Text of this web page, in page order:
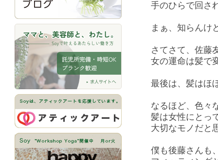
手のひらで回さ
まぁ、知らんけ
さてさて、佐藤
女の運命は髪で
最後は、髪はほ
なるほど、色々
髪は女性にとっ
大切なモノだと
僕も後藤さんも